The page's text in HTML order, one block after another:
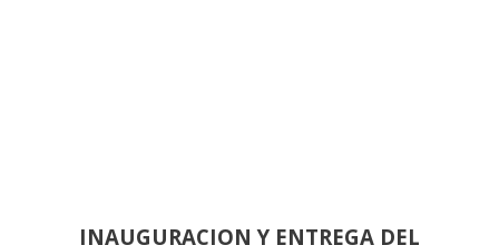
INAUGURACION Y ENTREGA DEL